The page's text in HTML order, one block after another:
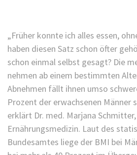
„Früher konnte ich alles essen,
haben diesen Satz schon öfter
schon einmal selbst gesagt? Die
nehmen ab einem bestimmten
Abnehmen fällt ihnen umso
Prozent der erwachsenen Männer
erklärt Dr. med. Marjana
Ernährungsmedizin. Laut des
Bundesamtes liege der BMI bei